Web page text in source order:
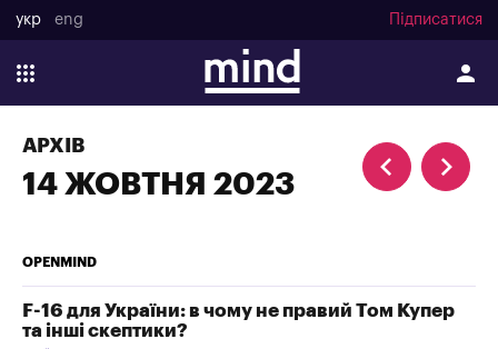
укр eng Підписатися
АРХІВ
14 ЖОВТНЯ 2023
OPENMIND
F-16 для України: в чому не правий Том Купер
та інші скептики?